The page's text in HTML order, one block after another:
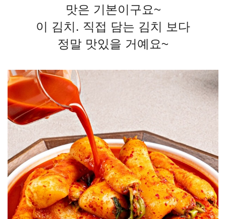
맛은 기본이구요~
이 김치. 직접 담는 김치 보다
정말 맛있을 거예요~